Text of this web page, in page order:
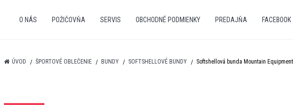
O NÁS POŽIČOVŇA SERVIS OBCHODNÉ PODMIENKY PREDAJŇA FACEBOOK
ÚVOD ŠPORTOVÉ OBLEČENIE BUNDY SOFTSHELLOVÉ BUNDY Softshellová bunda Mountain